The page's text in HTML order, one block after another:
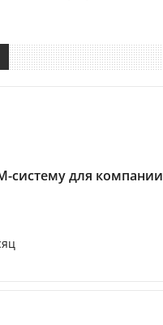
систему для компании